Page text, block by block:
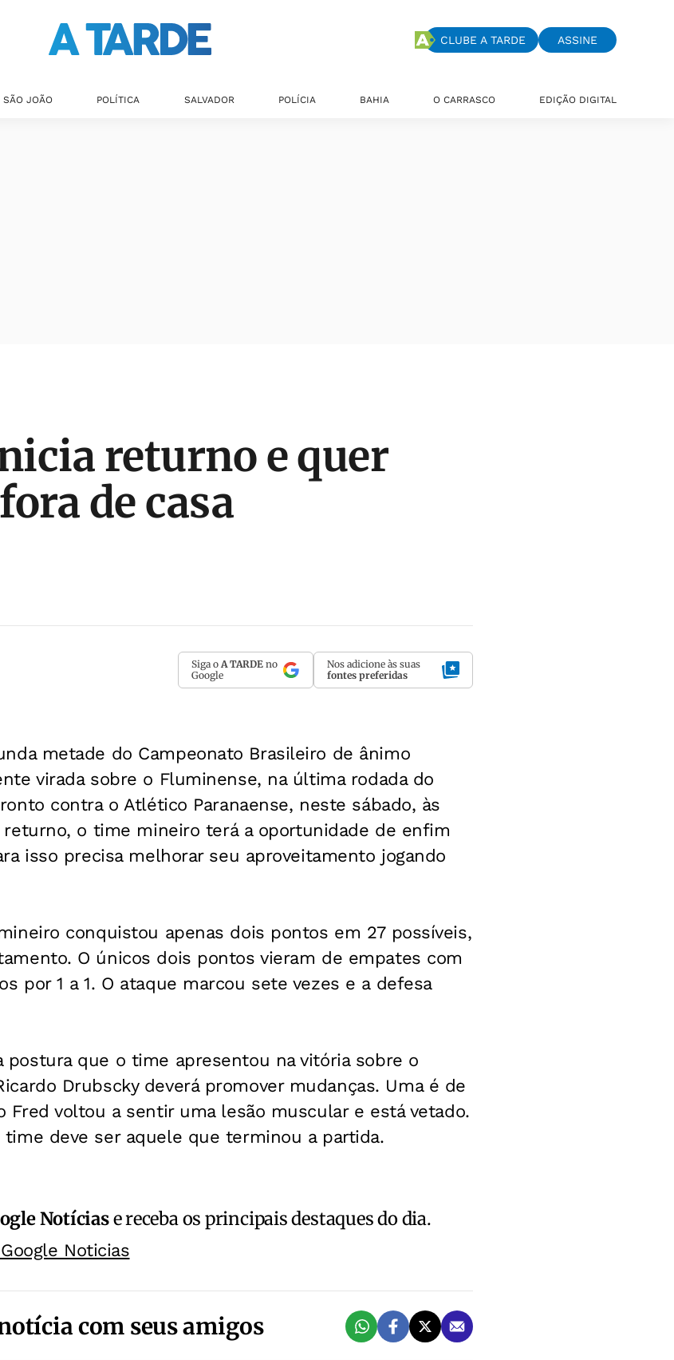
CLUBE A TARDE ASSINE
SÃO JOÃO POLÍTICA SALVADOR POLÍCIA BAHIA O CARRASCO EDIÇÃO DIGITAL
returno e quer
de casa
Siga o A TARDE no
Google
Nos adicione às suas
fontes preferidas
metade do Campeonato Brasileiro de ânimo
virada sobre o Fluminense, na última rodada do
contra o Atlético Paranaense, neste sábado, às
returno, o time mineiro terá a oportunidade de enfim
isso precisa melhorar seu aproveitamento jogando
conquistou apenas dois pontos em 27 possíveis,
O únicos dois pontos vieram de empates com
por 1 a 1. O ataque marcou sete vezes e a defesa
postura que o time apresentou na vitória sobre o
Drubscky deverá promover mudanças. Uma é de
Fred voltou a sentir uma lesão muscular e está vetado.
time deve ser aquele que terminou a partida.
Notíciase receba os principais destaques do dia.
Noticias
com seus amigos